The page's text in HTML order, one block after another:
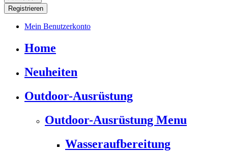
Registrieren
Mein Benutzerkonto
Home
Neuheiten
Outdoor-Ausrüstung
Outdoor-Ausrüstung Menu
Wasseraufbereitung